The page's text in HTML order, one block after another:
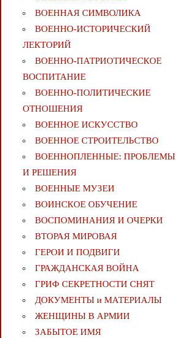
ВОЕННАЯ СИМВОЛИКА
ВОЕННО-ИСТОРИЧЕСКИЙ
ЛЕКТОРИЙ
ВОЕННО-ПАТРИОТИЧЕСКОЕ
ВОСПИТАНИЕ
ВОЕННО-ПОЛИТИЧЕСКИE
ОТНОШЕНИЯ
ВОЕННОЕ ИСКУССТВО
ВОЕННОЕ СТРОИТЕЛЬСТВО
ВОЕННОПЛЕННЫЕ: ПРОБЛЕМЫ
И РЕШЕНИЯ
ВОЕННЫЕ МУЗЕИ
ВОИНСКОЕ ОБУЧЕНИЕ
ВОСПОМИНАНИЯ И ОЧЕРКИ
ВТОРАЯ МИРОВАЯ
ГЕРОИ И ПОДВИГИ
ГРАЖДАНСКАЯ ВОЙНА
ГРИФ СЕКРЕТНОСТИ СНЯТ
ДОКУМЕНТЫ и МАТЕРИАЛЫ
ЖЕНЩИНЫ В АРМИИ
ЗАБЫТОЕ ИМЯ